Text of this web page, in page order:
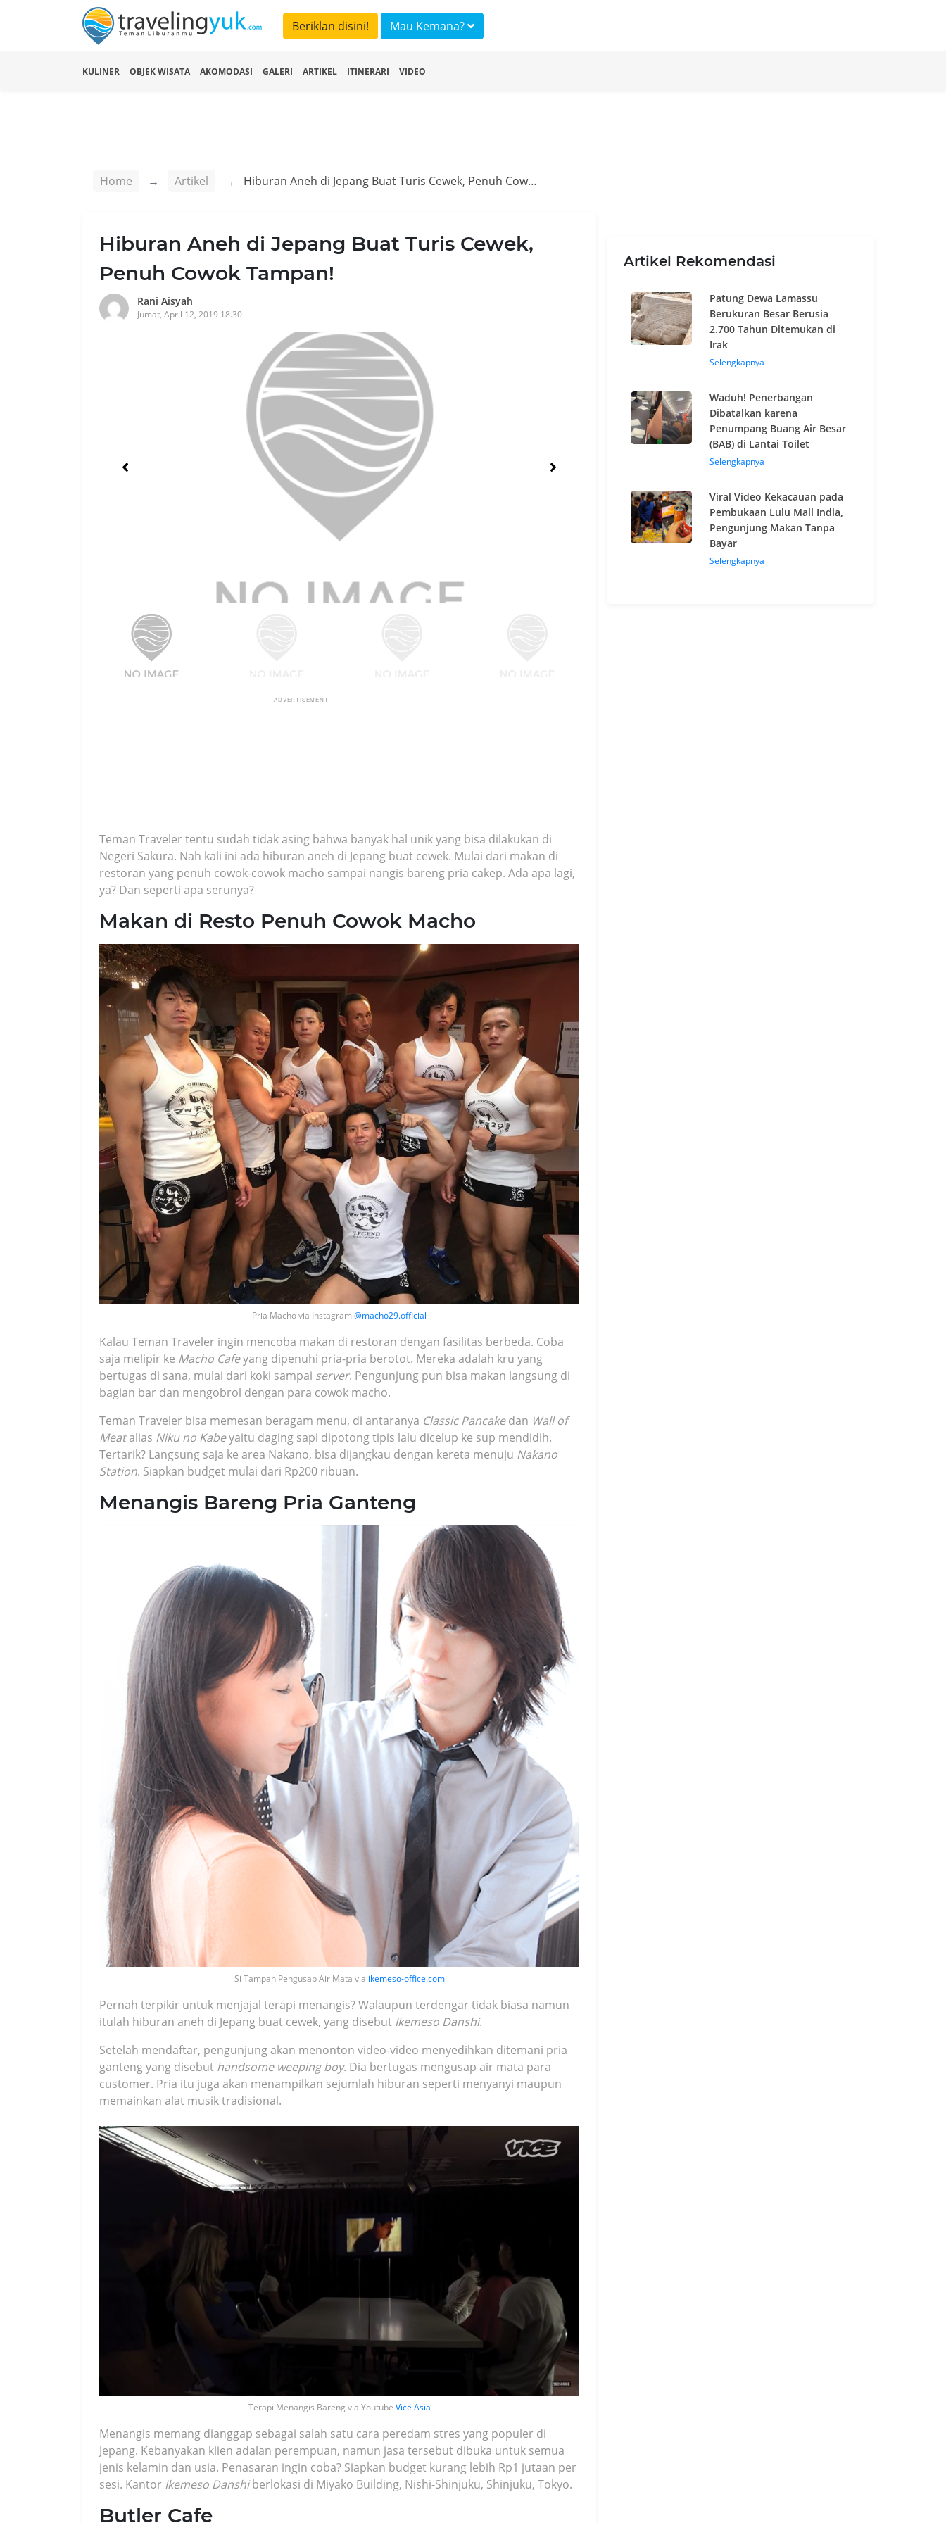
Beriklan disini! Mau Kemana?
KULINER OBJEK WISATA AKOMODASI GALERI ARTIKEL ITINERARI VIDEO
Home Artikel Hiburan Aneh di Jepang Buat Turis Cewek, Penuh Cowok Tampan!
Hiburan Aneh di Jepang Buat Turis Cewek,
Penuh Cowok Tampan!
Rani Aisyah
Jumat, April 12, 2019 18.30
ADVERTISEMENT
Teman Traveler tentu sudah tidak asing bahwa banyak hal unik yang bisa dilakukan di
Negeri Sakura. Nah kali ini ada hiburan aneh di Jepang buat cewek. Mulai dari makan di
restoran yang penuh cowok-cowok macho sampai nangis bareng pria cakep. Ada apa lagi,
ya? Dan seperti apa serunya?
Makan di Resto Penuh Cowok Macho
Pria Macho via Instagram @macho29.official
Kalau Teman Traveler ingin mencoba makan di restoran dengan fasilitas berbeda. Coba
saja melipir ke Macho Cafeyang dipenuhi pria-pria berotot. Mereka adalah kru yang
bertugas di sana, mulai dari koki sampai server. Pengunjung pun bisa makan langsung di
bagian bar dan mengobrol dengan para cowok macho.
Teman Traveler bisa memesan beragam menu, di antaranya Classic Pancakedan Wall of
Meatalias Niku no Kabeyaitu daging sapi dipotong tipis lalu dicelup ke sup mendidih.
Tertarik? Langsung saja ke area Nakano, bisa dijangkau dengan kereta menuju Nakano
Station. Siapkan budget mulai dari Rp200 ribuan.
Menangis Bareng Pria Ganteng
Si Tampan Pengusap Air Mata via ikemeso-office.com
Pernah terpikir untuk menjajal terapi menangis? Walaupun terdengar tidak biasa namun
itulah hiburan aneh di Jepang buat cewek, yang disebut Ikemeso Danshi.
Setelah mendaftar, pengunjung akan menonton video-video menyedihkan ditemani pria
ganteng yang disebut handsome weeping boy. Dia bertugas mengusap air mata para
customer. Pria itu juga akan menampilkan sejumlah hiburan seperti menyanyi maupun
memainkan alat musik tradisional.
Terapi Menangis Bareng via Youtube Vice Asia
Menangis memang dianggap sebagai salah satu cara peredam stres yang populer di
Jepang. Kebanyakan klien adalan perempuan, namun jasa tersebut dibuka untuk semua
jenis kelamin dan usia. Penasaran ingin coba? Siapkan budget kurang lebih Rp1 jutaan per
sesi. Kantor Ikemeso Danshiberlokasi di Miyako Building, Nishi-Shinjuku, Shinjuku, Tokyo.
Butler Cafe
Artikel Rekomendasi
Patung Dewa Lamassu
Berukuran Besar Berusia
2.700 Tahun Ditemukan di
Irak
Selengkapnya
Waduh! Penerbangan
Dibatalkan karena
Penumpang Buang Air Besar
(BAB) di Lantai Toilet
Selengkapnya
Viral Video Kekacauan pada
Pembukaan Lulu Mall India,
Pengunjung Makan Tanpa
Bayar
Selengkapnya